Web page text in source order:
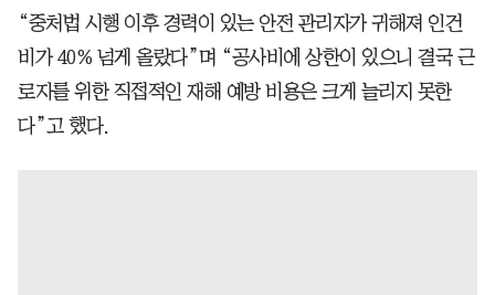
“중처법 시행 이후 경력이 있는 안전 관리자가 귀해져 인건
비가 40% 넘게 올랐다”며 “공사비에 상한이 있으니 결국 근
로자를 위한 직접적인 재해 예방 비용은 크게 늘리지 못한
다”고 했다.